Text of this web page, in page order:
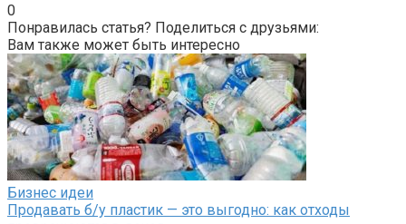
0
Понравилась статья? Поделиться с друзьями:
Вам также может быть интересно
Бизнес идеи
Продавать б/у пластик — это выгодно: как отходы